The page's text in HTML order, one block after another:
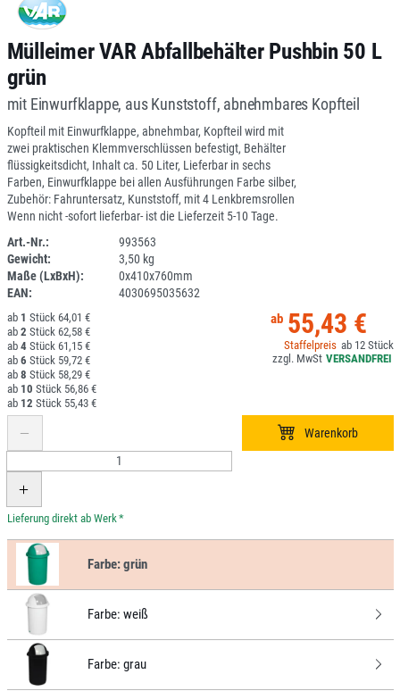
Mülleimer VAR Abfallbehälter Pushbin 50 L
grün
mit Einwurfklappe, aus Kunststoff, abnehmbares Kopfteil
Kopfteil mit Einwurfklappe, abnehmbar, Kopfteil wird mit
zwei praktischen Klemmverschlüssen befestigt, Behälter
flüssigkeitsdicht, Inhalt ca. 50 Liter, Lieferbar in sechs
Farben, Einwurfklappe bei allen Ausführungen Farbe silber,
Zubehör: Fahruntersatz, Kunststoff, mit 4 Lenkbremsrollen
Wenn nicht -sofort lieferbar- ist die Lieferzeit 5-10 Tage.
Art.-Nr.:
993563
Gewicht:
3,50 kg
Maße (LxBxH):
0x410x760mm
EAN:
4030695035632
55,43 €
12
1
64,01 €
2
62,58 €
4
61,15 €
6
59,72 €
8
58,29 €
10
56,86 €
12
55,43 €
*
Farbe:grün
Farbe: weiß
Farbe: grau